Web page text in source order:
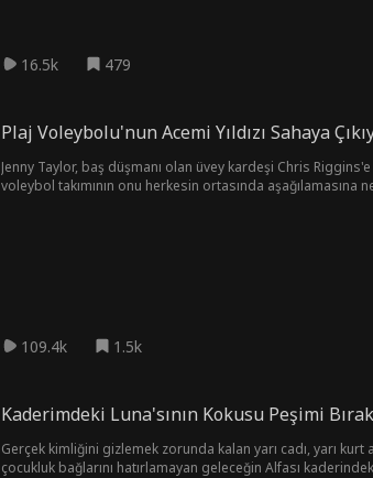
16.5k 479
Plaj Voleybolu'nun Acemi Yıldızı Sahaya
Jenny Taylor, baş düşmanı olan üvey kardeşi Chris
voleybol takımının onu herkesin ortasında
109.4k 1.5k
Kaderimdeki Luna'sının Kokusu Peşimi
Gerçek kimliğini gizlemek zorunda kalan yarı cadı, yarı
çocukluk bağlarını hatırlamayan geleceğin Alfası